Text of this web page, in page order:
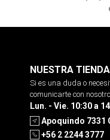
NUESTRA TIENDA
Si es una duda o
comunicarte con
Lun. - Vie. 10:30 a
Apoquindo 7331
+56 2 2244 3777